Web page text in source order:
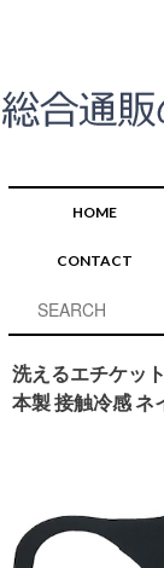
HOME
CONTACT
洗えるエチケッ
本製 接触冷感 ネ